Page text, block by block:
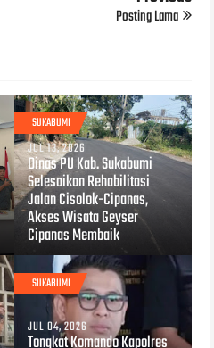
Posting Lama
SUKABUMI
JUL 13, 2026
Dinas PU Kab. Sukabumi
Selesaikan Rehabilitasi
Jalan Cisolok-Cipanas,
Akses Wisata Geyser
Cipanas Membaik
SUKABUMI
JUL 04, 2026